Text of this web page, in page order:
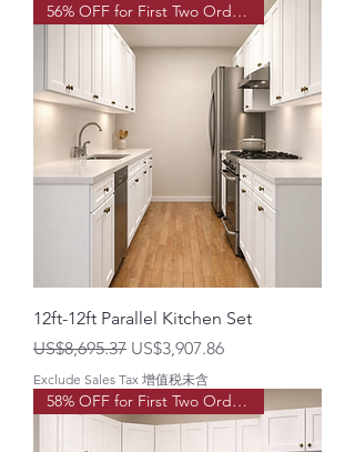
56% OFF for First Two Order!
12ft-12ft Parallel Kitchen Set
一般價格
US$8,695.37 促銷價格
US$3,907.86
Exclude Sales Tax 增值税未含
58% OFF for First Two Order!